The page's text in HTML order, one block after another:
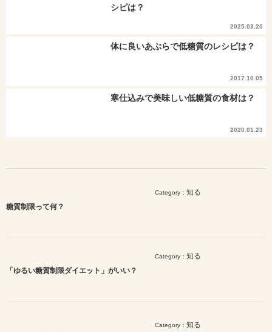
シピは？
2025.03.20
体に良いあぶらで低糖質のレシピは？
2017.10.05
寒仕込みで美味しい低糖質の食材は？
2020.01.23
Category： 知る
糖質制限って何？
Category： 知る
「ゆるい糖質制限ダイエット」がいい？
Category： 知る